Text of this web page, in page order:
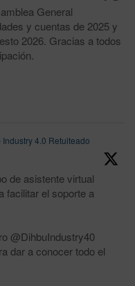
General
y cuentas de 2025 y
2026. Gracias a todos
4.0 Retuiteado
de asistente virtual
facilitar el soporte a
@DihbuIndustry40
dar a conocer todo el